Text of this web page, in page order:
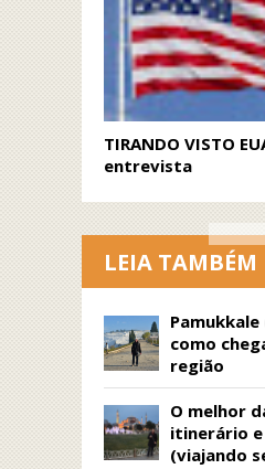
TIRANDO VISTO
entrevista
LEIA TAMBÉM
como
região
O melhor
itinerário e
(viajando